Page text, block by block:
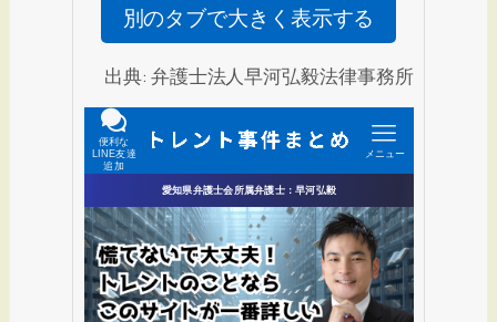
別のタブで大きく表示する
出典: 弁護士法人早河弘毅法律事務所